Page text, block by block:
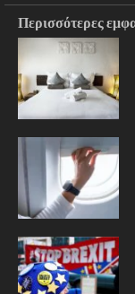
Περισσότερες